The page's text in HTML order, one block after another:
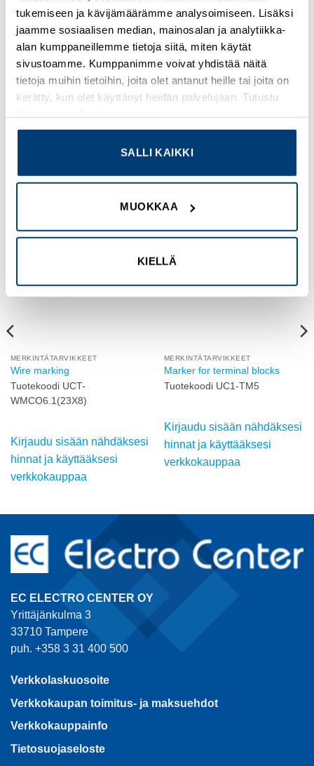
tukemiseen ja kävijämäärämme analysoimiseen. Lisäksi
jaamme sosiaalisen median, mainosalan ja analytiikka-
alan kumppaneillemme tietoja siitä, miten käytät
sivustoamme. Kumppanimme voivat yhdistää näitä
tietoja muihin tietoihin, joita olet antanut heille tai joita on
kerätty, kun olet käyttänyt heidän palvelujaan. Tutustu
SALLI KAIKKI
MUOKKAA
KIELLÄ
mm, lettering field size: 40 x 15000 mm, Number of
individual labels: 1, roll length: 15 m
Lisätietoja tuotteesta
Osasto:Merkintätarvikkeet
TUTUSTU MYÖS
MERKINTÄTARVIKKEET
Wire marking
Tuotekoodi UCT-
WMCO6.1(23X8)
Kirjaudu sisään nähdäksesi
hinnat ja käyttääksesi
verkkokauppaa
MERKINTÄTARVIKKEET
Marker for terminal blocks
Tuotekoodi UC1-TM5
Kirjaudu sisään nähdäksesi
hinnat ja käyttääksesi
verkkokauppaa
EC ELECTRO CENTER OY
Yrittäjänkulma 3
33710 Tampere
puh. +358 3 31 400 500
Verkkolaskuosoite
Verkkokaupan toimitus- ja maksuehdot
Verkkokauppainfo
Tietosuojaseloste